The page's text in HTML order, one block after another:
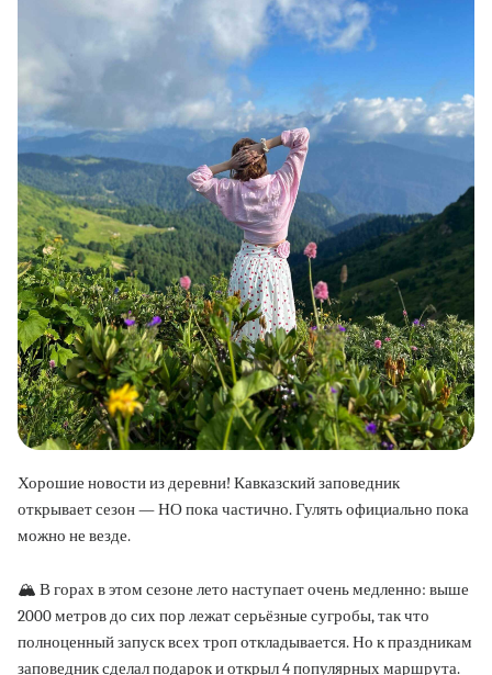
Хорошие новости из деревни! Кавказский заповедник
открывает сезон — НО пока частично. Гулять официально пока
можно не везде.
🏔 В горах в этом сезоне лето наступает очень медленно: выше
2000 метров до сих пор лежат серьёзные сугробы, так что
полноценный запуск всех троп откладывается. Но к праздникам
заповедник сделал подарок и открыл 4 популярных маршрута.